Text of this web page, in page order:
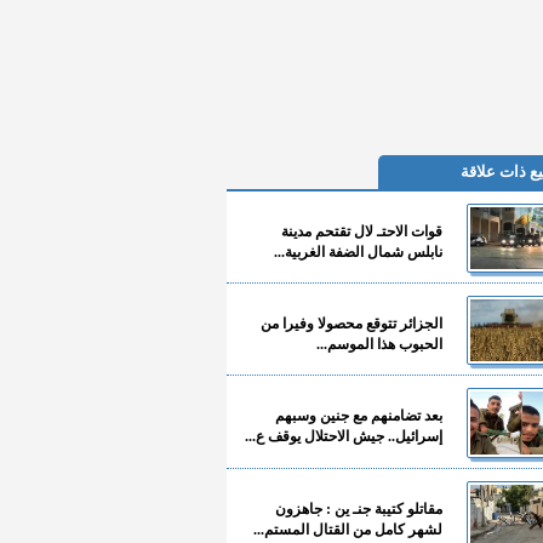
ذات علاقة
قوات الاحتـ لال تقتحم مدينة
نابلس شمال الضفة الغربية...
الجزائر تتوقع محصولا وفيرا من
الحبوب هذا الموسم...
بعد تضامنهم مع جنين وسبهم
إسرائيل.. جيش الاحتلال يوقف ع...
مقاتلو كتيبة جنـ ين : جاهزون
لشهر كامل من القتال المستم...